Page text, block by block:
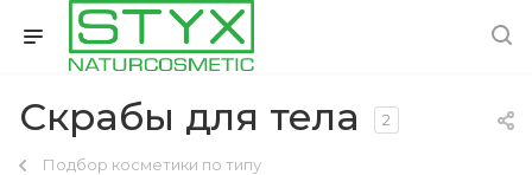
Скрабы для тела 2
Подбор косметики по типу